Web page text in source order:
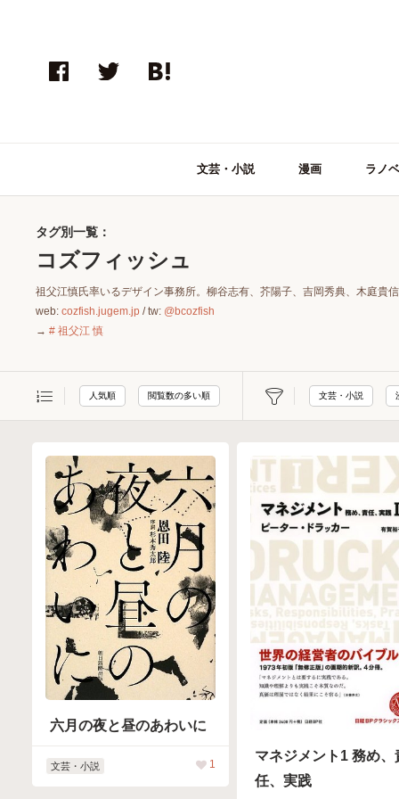
文芸・小説 漫画 ラノ
タグ別一覧：
コズフィッシュ
祖父江慎氏率いるデザイン事務所。柳谷志有、芥陽子、吉岡秀典、木庭貴
web: cozfish.jugem.jp / tw: @bcozfish
→ # 祖父江 慎
人気順 閲覧数の多い順 文芸・小説
六月の夜と昼のあわいに
文芸・小説 1
マネジメント1 務め、
任、実践